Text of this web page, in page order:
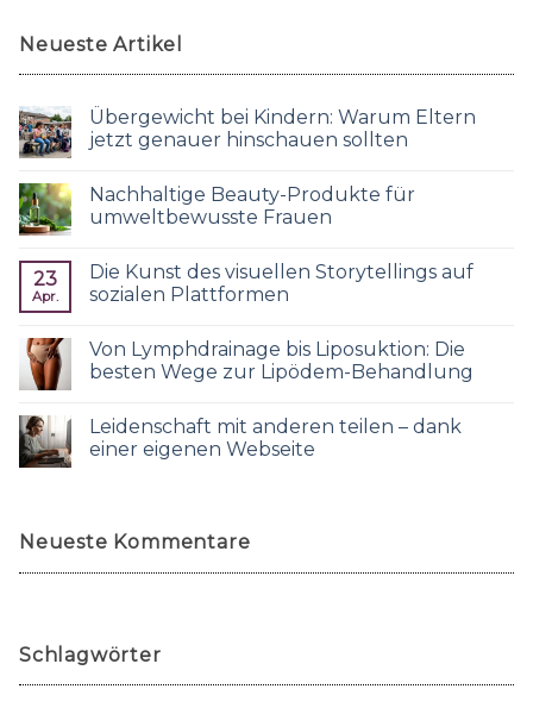
Neueste Artikel
Übergewicht bei Kindern: Warum Eltern
jetzt genauer hinschauen sollten
Nachhaltige Beauty-Produkte für
umweltbewusste Frauen
23
Apr.
Die Kunst des visuellen Storytellings auf
sozialen Plattformen
Von Lymphdrainage bis Liposuktion: Die
besten Wege zur Lipödem-Behandlung
Leidenschaft mit anderen teilen – dank
einer eigenen Webseite
Neueste Kommentare
Schlagwörter